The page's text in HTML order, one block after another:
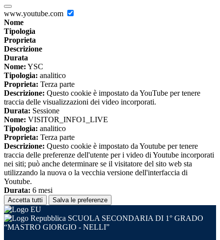
www.youtube.com
Nome
Tipologia
Proprieta
Descrizione
Durata
Nome: YSC
Tipologia: analitico
Proprieta: Terza parte
Descrizione: Questo cookie è impostato da YouTube per tenere
traccia delle visualizzazioni dei video incorporati.
Durata: Sessione
Nome: VISITOR_INFO1_LIVE
Tipologia: analitico
Proprieta: Terza parte
Descrizione: Questo cookie è impostato da Youtube per tenere
traccia delle preferenze dell'utente per i video di Youtube incorporati
nei siti; può anche determinare se il visitatore del sito web sta
utilizzando la nuova o la vecchia versione dell'interfaccia di
Youtube.
Durata: 6 mesi
Accetta tutti Salva le preferenze
SCUOLA SECONDARIA DI 1° GRADO
“MASTRO GIORGIO - NELLI”